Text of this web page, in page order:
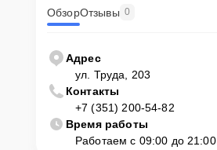
ОбзорОтзывы 0
Адрес
ул. Труда, 203
Контакты
+7 (351) 200-54-82
Время работы
Работаем с 09:00 до 21:00